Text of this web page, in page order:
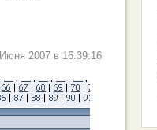
2007 в 16:39:16